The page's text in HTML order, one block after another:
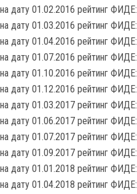
на дату 01.02.2016 рейтинг ФИДЕ:
на дату 01.03.2016 рейтинг ФИДЕ:
на дату 01.04.2016 рейтинг ФИДЕ:
на дату 01.07.2016 рейтинг ФИДЕ:
на дату 01.10.2016 рейтинг ФИДЕ:
на дату 01.12.2016 рейтинг ФИДЕ:
на дату 01.03.2017 рейтинг ФИДЕ:
на дату 01.06.2017 рейтинг ФИДЕ:
на дату 01.07.2017 рейтинг ФИДЕ:
на дату 01.09.2017 рейтинг ФИДЕ:
на дату 01.01.2018 рейтинг ФИДЕ:
на дату 01.04.2018 рейтинг ФИДЕ: